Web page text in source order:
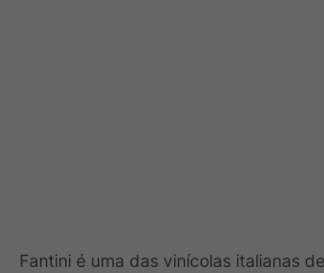
Fantini é uma das vinícolas italianas